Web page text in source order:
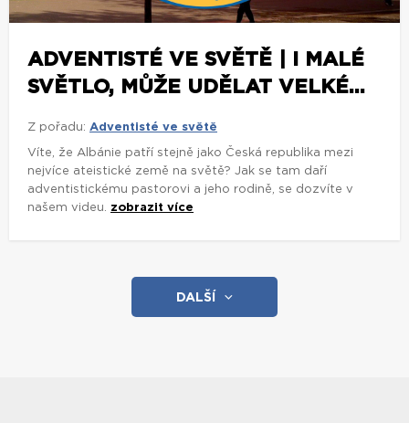
ADVENTISTÉ VE SVĚTĚ | I MALÉ
SVĚTLO, MŮŽE UDĚLAT VELKÉ...
Z pořadu: Adventisté ve světě
Víte, že Albánie patří stejně jako Česká republika mezi
nejvíce ateistické země na světě? Jak se tam daří
adventistickému pastorovi a jeho rodině, se dozvíte v
našem videu. zobrazit více
DALŠÍ